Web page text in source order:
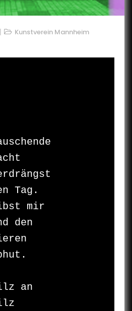
Kunstverein Mannheim
Tag.
mir
den
an